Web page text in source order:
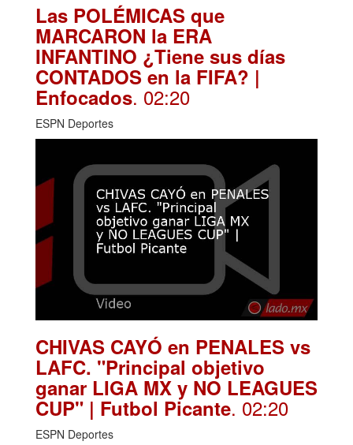
Las POLÉMICAS que
MARCARON la ERA
INFANTINO ¿Tiene sus días
CONTADOS en la FIFA? |
Enfocados. 02:20
ESPN Deportes
CHIVAS CAYÓ en PENALES vs
LAFC. "Principal objetivo
ganar LIGA MX y NO LEAGUES
CUP" | Futbol Picante. 02:20
ESPN Deportes